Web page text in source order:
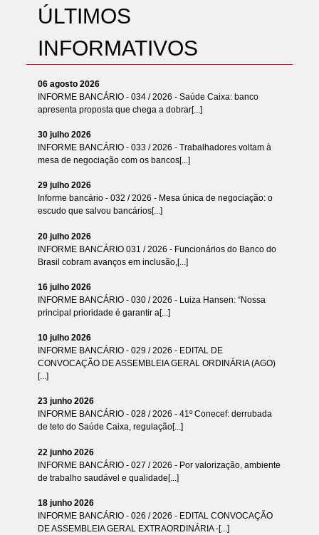
ÚLTIMOS
INFORMATIVOS
06 agosto 2026
INFORME BANCÁRIO - 034 / 2026 - Saúde Caixa: banco
apresenta proposta que chega a dobrar[...]
30 julho 2026
INFORME BANCÁRIO - 033 / 2026 - Trabalhadores voltam à
mesa de negociação com os bancos[...]
29 julho 2026
Informe bancário - 032 / 2026 - Mesa única de negociação: o
escudo que salvou bancários[...]
20 julho 2026
INFORME BANCÁRIO 031 / 2026 - Funcionários do Banco do
Brasil cobram avanços em inclusão,[...]
16 julho 2026
INFORME BANCÁRIO - 030 / 2026 - Luiza Hansen: “Nossa
principal prioridade é garantir a[...]
10 julho 2026
INFORME BANCÁRIO - 029 / 2026 - EDITAL DE
CONVOCAÇÃO DE ASSEMBLEIA GERAL ORDINÁRIA (AGO)
[...]
23 junho 2026
INFORME BANCÁRIO - 028 / 2026 - 41º Conecef: derrubada
de teto do Saúde Caixa, regulação[...]
22 junho 2026
INFORME BANCÁRIO - 027 / 2026 - Por valorização, ambiente
de trabalho saudável e qualidade[...]
18 junho 2026
INFORME BANCÁRIO - 026 / 2026 - EDITAL CONVOCAÇÃO
DE ASSEMBLEIA GERAL EXTRAORDINÁRIA -[...]